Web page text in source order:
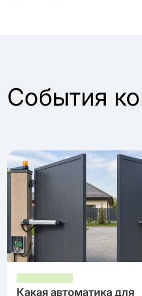
События
Какая автоматика для